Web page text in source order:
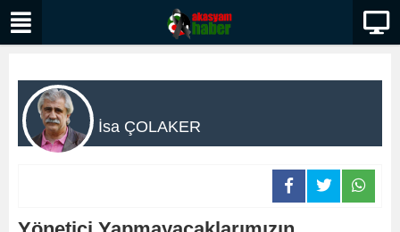
İsa ÇOLAKER